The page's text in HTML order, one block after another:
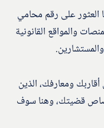
العثور على رقم محامي
والمواقع القانونية
ومعارفك، الذين
قضيتك، وهنا سوف